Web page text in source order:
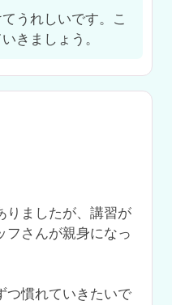
うれしいです。こ
きましょう。
りましたが、講習が
フさんが親身になっ
つ慣れていきたいで